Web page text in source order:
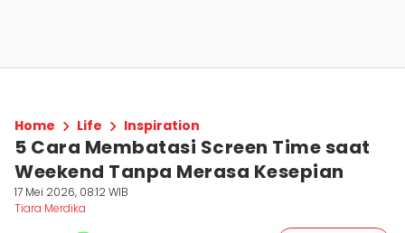
Home Life Inspiration
5 Cara Membatasi Screen Time saat
Weekend Tanpa Merasa Kesepian
17 Mei 2026, 08:12 WIB
Tiara Merdika